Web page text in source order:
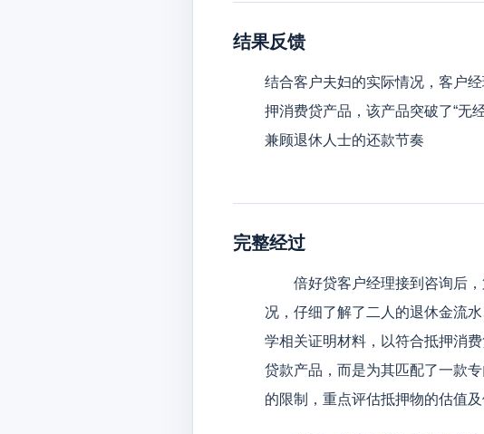
结果反馈
结合客户夫妇的实际情况，客户
押消费贷产品，该产品突破了“无
兼顾退休人士的还款节奏
完整经过
倍好贷客户经理接到咨询后，
况，仔细了解了二人的退休金流
学相关证明材料，以符合抵押消
贷款产品，而是为其匹配了一款
的限制，重点评估抵押物的估值